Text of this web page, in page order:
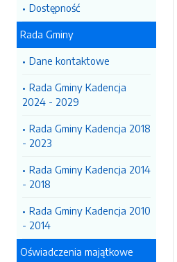
Dostępność
Rada Gminy
Dane kontaktowe
Rada Gminy Kadencja
2024 - 2029
Rada Gminy Kadencja 2018
- 2023
Rada Gminy Kadencja 2014
- 2018
Rada Gminy Kadencja 2010
- 2014
Oświadczenia majątkowe